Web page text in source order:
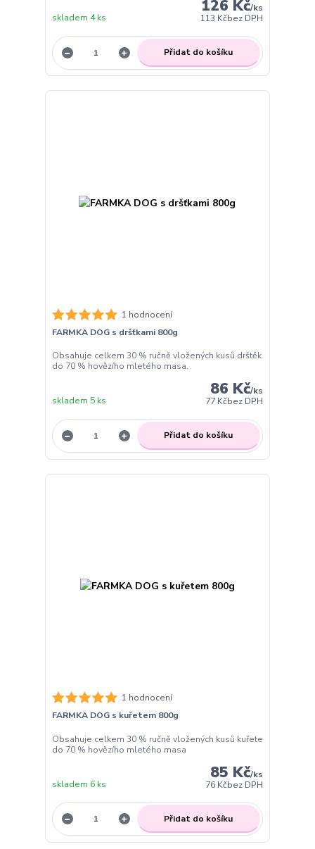
126 Kč/ks
113 Kčbez DPH
skladem 4 ks
Přidat do košíku
1 hodnocení
FARMKA DOG s dršťkami 800g
Obsahuje celkem 30 % ručně vložených kusů drštěk
do 70 % hovězího mletého masa.
86 Kč/ks
77 Kčbez DPH
skladem 5 ks
Přidat do košíku
1 hodnocení
FARMKA DOG s kuřetem 800g
Obsahuje celkem 30 % ručně vložených kusů kuřete
do 70 % hovězího mletého masa
85 Kč/ks
76 Kčbez DPH
skladem 6 ks
Přidat do košíku